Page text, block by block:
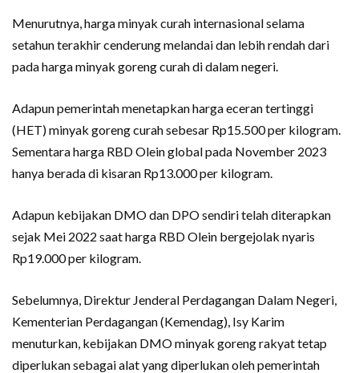
Menurutnya, harga minyak curah internasional selama
setahun terakhir cenderung melandai dan lebih rendah dari
pada harga minyak goreng curah di dalam negeri.
Adapun pemerintah menetapkan harga eceran tertinggi
(HET) minyak goreng curah sebesar Rp15.500 per kilogram.
Sementara harga RBD Olein global pada November 2023
hanya berada di kisaran Rp13.000 per kilogram.
Adapun kebijakan DMO dan DPO sendiri telah diterapkan
sejak Mei 2022 saat harga RBD Olein bergejolak nyaris
Rp19.000 per kilogram.
Sebelumnya, Direktur Jenderal Perdagangan Dalam Negeri,
Kementerian Perdagangan (Kemendag), Isy Karim
menuturkan, kebijakan DMO minyak goreng rakyat tetap
diperlukan sebagai alat yang diperlukan oleh pemerintah